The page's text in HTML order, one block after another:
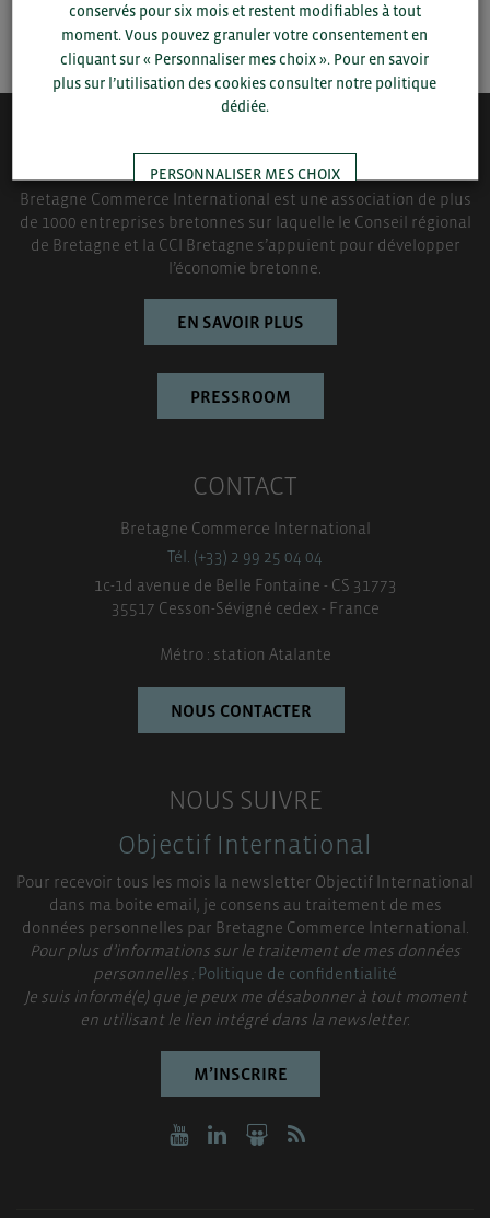
SAUVEGARDER
QUI-SOMMES NOUS ?
Bretagne Commerce International est une association de plus
de 1000 entreprises bretonnes sur laquelle le Conseil régional
de Bretagne et la CCI Bretagne s’appuient pour développer
l’économie bretonne.
EN SAVOIR PLUS
PRESSROOM
CONTACT
Bretagne Commerce International
Tél. (+33) 2 99 25 04 04
1c-1d avenue de Belle Fontaine - CS 31773
35517 Cesson-Sévigné cedex - France
Métro : station Atalante
NOUS CONTACTER
NOUS SUIVRE
Objectif International
Pour recevoir tous les mois la newsletter Objectif International
dans ma boite email, je consens au traitement de mes
données personnelles par Bretagne Commerce International.
Pour plus d’informations sur le traitement de mes données
personnelles :Politique de confidentialité
Je suis informé(e) que je peux me désabonner à tout moment
en utilisant le lien intégré dans la newsletter.
M’INSCRIRE
conservés pour six mois et restent modifiables à tout
moment. Vous pouvez granuler votre consentement en
cliquant sur « Personnaliser mes choix ». Pour en savoir
plus sur l’utilisation des cookies consulter notre politique
dédiée.
PERSONNALISER MES CHOIX
TOUT ACCEPTER